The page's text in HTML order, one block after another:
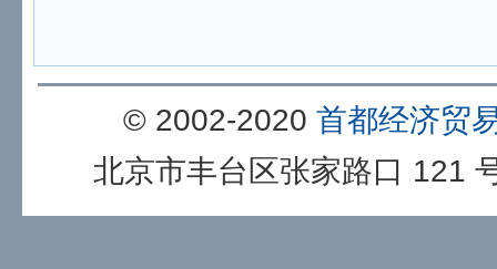
© 2002-2020 首都经济贸
北京市丰台区张家路口 121